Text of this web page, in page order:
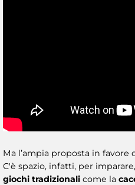
Ma l’ampia proposta in
C'è spazio, infatti, per
giochi tradizionali come la